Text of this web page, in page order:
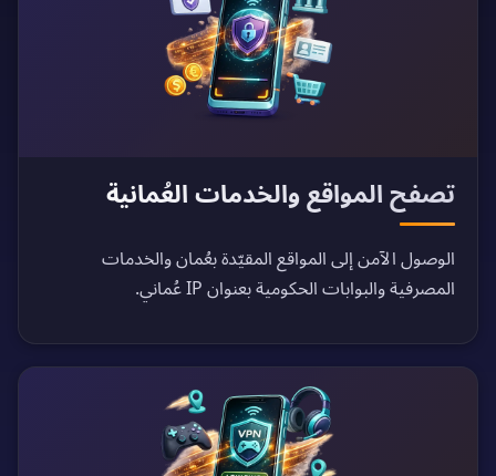
تصفح المواقع والخدمات العُمانية
الوصول الآمن إلى المواقع المقيّدة بعُمان والخدمات
المصرفية والبوابات الحكومية بعنوان IP عُماني.